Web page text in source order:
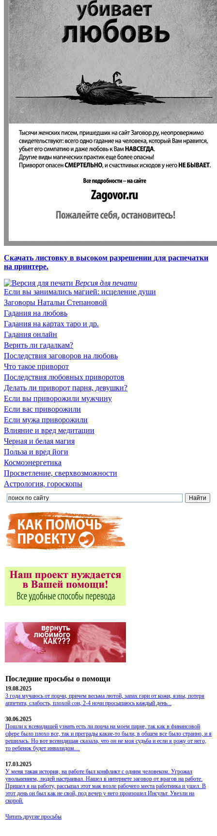
Скачать листовку в высоком разрешении для распечатки
на принтере.
Версия для печати
Если вы занимались магией: исцеление души
Заговоры Натальи Степановой
Гадания на любовь
Гадания на картах таро и др.
Гадания онлайн
Верить ли гадалкам?
Последствия заговоров на любовь
Что такое приворот
Последствия любовных приворотов
Делать ли приворот парня, девушки?
Если вы приворожили мужчину
Если вас приворожили
Если мужа приворожили
Влияние и вред медитации
Черная и белая магия
Польза и вред йоги
Космоэнергетика
Просветление, сверхвозможности
Астрология, гороскопы
Последние просьбы о помощи
19.08.2025
3 года мучаюсь от порчи, причем весьма лютой, запах гари от кожи, язвы, потеря
аппетита, слабость, плохой сон, 2-4 ночи просыпаюсь каждый день...
30.06.2025
Пошли к всевидящей узнать есть ли порча на моем парне, так как в финансовой
сфере было плохо все, так и преграды какие-то были, в общем все было странно, и я
решилась. Но вот всевидящая сказала, что он не моя судьба и если я рожу от него,
то ребенок будет инвалидом…
17.03.2025
У меня такая история, на работе был конфликт с одним человеком. Угрожал
увольнением, людей настраивал. Нашел в интернете заговор от врагов на работе.
Пришел я на работу, рассыпал этот мак возле рабочего места работника и ушел. В
этот день он был как не свой, под вечер у него произошел Инсульт. Увезли на
скорой.
Читать другие просьбы